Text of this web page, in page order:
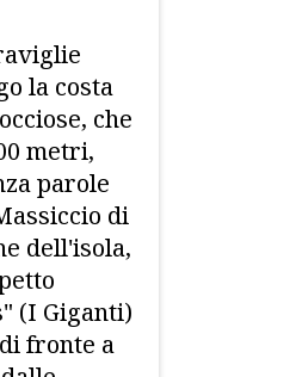
la costa
che
metri,
parole
di
dell'isola,
(I Giganti)
fronte a